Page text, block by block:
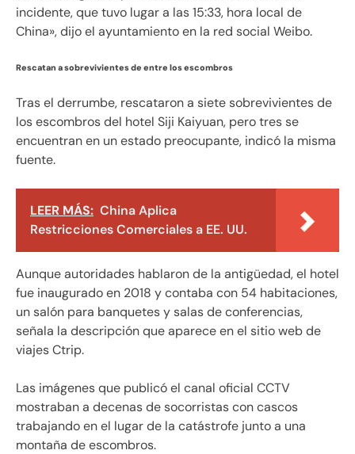
incidente, que tuvo lugar a las 15:33, hora local de
China», dijo el ayuntamiento en la red social Weibo.
Rescatan a sobrevivientes de entre los escombros
Tras el derrumbe, rescataron a siete sobrevivientes de
los escombros del hotel Siji Kaiyuan, pero tres se
encuentran en un estado preocupante, indicó la misma
fuente.
LEER MÁS: China Aplica
Restricciones Comerciales a EE. UU.
Aunque autoridades hablaron de la antigüedad, el hotel
fue inaugurado en 2018 y contaba con 54 habitaciones,
un salón para banquetes y salas de conferencias,
señala la descripción que aparece en el sitio web de
viajes Ctrip.
Las imágenes que publicó el canal oficial CCTV
mostraban a decenas de socorristas con cascos
trabajando en el lugar de la catástrofe junto a una
montaña de escombros.